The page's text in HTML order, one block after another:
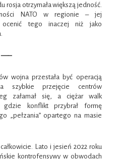
rosja otrzymała większą jedność.
NATO w regionie – jej
ocenić tego inaczej niż jako
—–
wojna przestała być operacją
szybkie przejęcie centrów
załamał się, a ciężar walk
konflikt przybrał formę
„pełzania” opartego na masie
Lato i jesień 2022 roku
kontrofensywy w obwodach